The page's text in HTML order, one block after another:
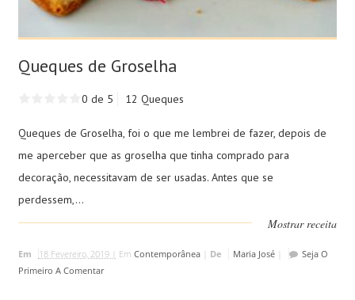
Queques de Groselha
0 de 5 12 Queques
Queques de Groselha, foi o que me lembrei de fazer, depois de
me aperceber que as groselha que tinha comprado para
decoração, necessitavam de ser usadas. Antes que se
perdessem,...
Mostrar receita
Em 18 Fevereiro, 2019 | Em Contemporânea| De Maria José|
Seja O
Primeiro A Comentar